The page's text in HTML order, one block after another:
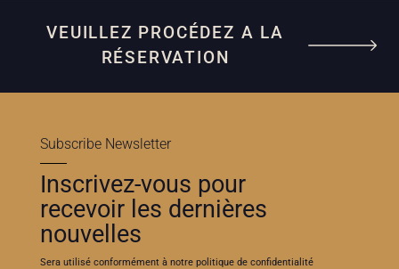
VEUILLEZ PROCÉDEZ A LA
RÉSERVATION
Subscribe Newsletter
Inscrivez-vous pour
recevoir les dernières
nouvelles
Sera utilisé conformément à notre politique de confidentialité